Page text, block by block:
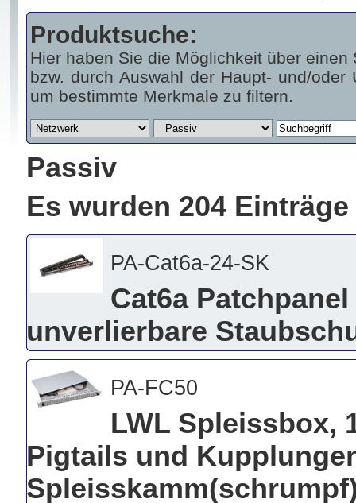
Produktsuche:
Hier haben Sie die Möglichkeit über
bzw. durch Auswahl der Haupt- und/
um bestimmte Merkmale zu filtern.
Passiv
Es wurden 204
PA-Cat6a-24-SK
Cat6a
unverlierbare
PA-FC50
LWL Spleissbox,
Pigtails und